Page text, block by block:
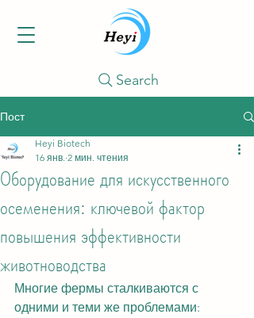
Search
Пост
Оборудование для искусственного
осеменения: ключевой фактор
повышения эффективности
животноводства
Heyi Biotech
16 янв. 2 мин. чтения
Многие фермы сталкиваются с
одними и теми же проблемами: